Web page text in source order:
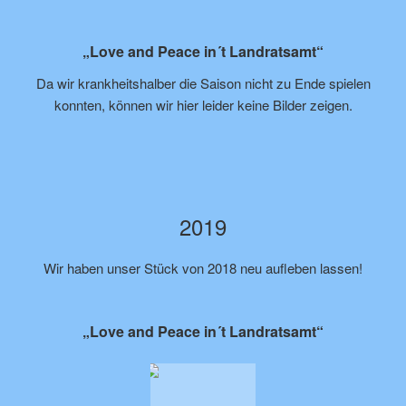
„Love and Peace in´t Landratsamt“
Da wir krankheitshalber die Saison nicht zu Ende spielen
konnten, können wir hier leider keine Bilder zeigen.
2019
Wir haben unser Stück von 2018 neu aufleben lassen!
„Love and Peace in´t Landratsamt“